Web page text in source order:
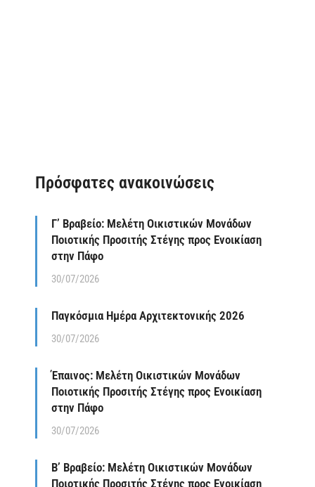
Πρόσφατες ανακοινώσεις
Γ’ Βραβείο: Μελέτη Οικιστικών Μονάδων
Ποιοτικής Προσιτής Στέγης προς Ενοικίαση
στην Πάφο
30/07/2026
Παγκόσμια Ημέρα Αρχιτεκτονικής 2026
30/07/2026
Έπαινος: Μελέτη Οικιστικών Μονάδων
Ποιοτικής Προσιτής Στέγης προς Ενοικίαση
στην Πάφο
30/07/2026
Β’ Βραβείο: Μελέτη Οικιστικών Μονάδων
Ποιοτικής Προσιτής Στέγης προς Ενοικίαση